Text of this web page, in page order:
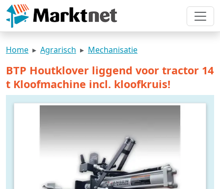
Home Agrarisch Mechanisatie
BTP Houtklover liggend voor tractor 14
t Kloofmachine incl. kloofkruis!